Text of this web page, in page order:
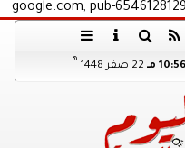
google.com, pub-
10:56 مـ 22 صفر 1448
هـ